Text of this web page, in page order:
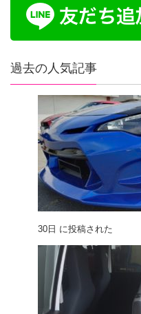
過去の人気記事
30日 に投稿された